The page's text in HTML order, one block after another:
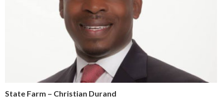
State Farm – Christian Durand